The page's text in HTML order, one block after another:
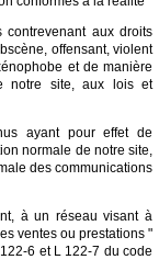
contrevenant aux droits
offensant, violent
et de manière
notre site, aux lois et
ayant pour effet de
normale de notre site,
des communications
à un réseau visant à
ventes ou prestations "
6 et L 122-7 du code